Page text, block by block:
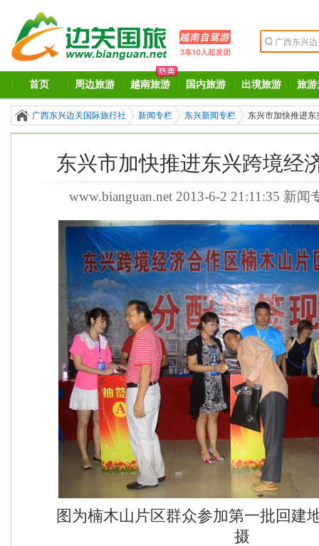
首页 周边旅游 越南旅游 国内旅游 出境旅游 旅游
广西东兴边关国际旅行社 新闻专栏 东兴新闻专栏 东兴市加快推进
东兴市加快推进东兴跨境经
www.bianguan.net 2013-6-2 21:11:35 新闻
图为楠木山片区群众参加第一批回建
摄